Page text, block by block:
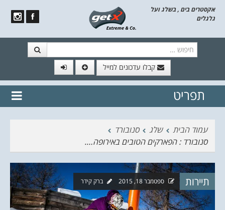
אקסטרים בים , בשלג ועל
גלגלים
קבלו עדכונים למייל
// הצטרף לרשימת תפוצה!
נשמח
תפריט
עמוד הבית
שלג
סנובורד
סנובורד : הפארקים הטובים באירופה….
תיירות ספטמבר 18, 2015 ברק קידר